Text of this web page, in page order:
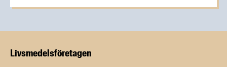
Livsmedels­företagen